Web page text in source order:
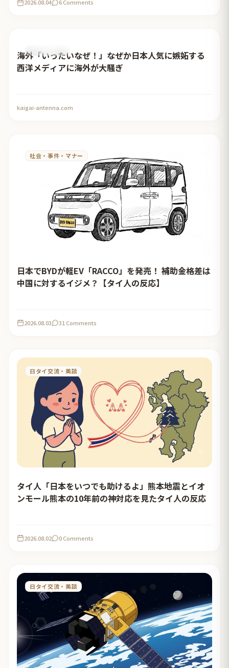
2026.08.04 6 Comments
おすすめ記事
海外「いったいなぜ！」なぜか日本人気に嫉妬する
西洋メディアに海外が大騒ぎ
kaigai-antenna.com
社会・事件・マナー
日本でBYDが軽EV「RACCO」を発売！ 補助金格差は
中国に対するイジメ？【タイ人の反応】
2026.08.03 31 Comments
日タイ交流・美談
タイ人「日本をいつでも助けるよ」熊本地震とイオ
ンモール熊本の10年前の神対応を見たタイ人の反応
2026.08.02 0 Comments
日タイ交流・美談